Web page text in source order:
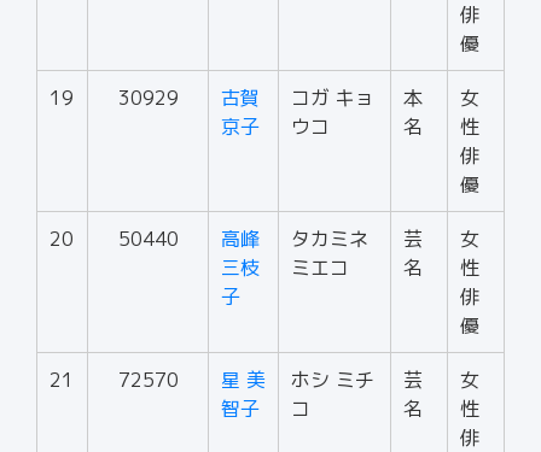
俳
優
19 30929
古賀
京子
コガ キョ
ウコ
本
名
女
性
俳
優
20 50440
高峰
三枝
子
タカミネ
ミエコ
芸
名
女
性
俳
優
21 72570
星 美
智子
ホシ ミチ
コ
芸
名
女
性
俳